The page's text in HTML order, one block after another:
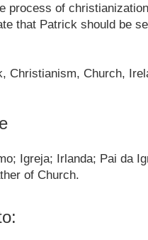
process of
that Patrick should be
Christianism, Church,
Igreja; Irlanda; Pai da
of Church.